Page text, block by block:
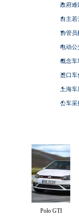
政府难
自主
协管员
电动
概念车
进口车
上海
公车采
Polo GTI